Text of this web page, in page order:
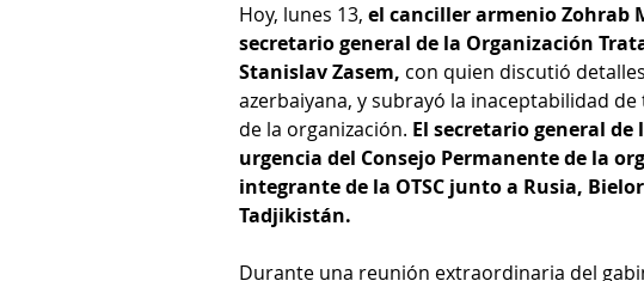
Hoy, lunes 13, el canciller armenio Zohrab
secretario general de la Organización
Stanislav Zasem, con quien discutió
azerbaiyana, y subrayó la inaceptabilidad
de la organización. El secretario general de
urgencia del Consejo Permanente de la
integrante de la OTSC junto a Rusia,
Tadjikistán.
Durante una reunión extraordinaria del